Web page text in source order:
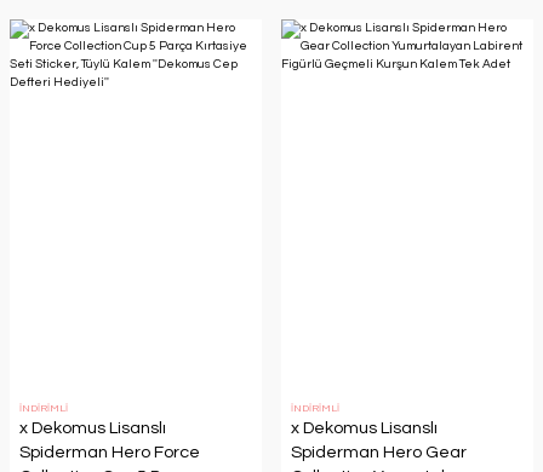
İNDİRİMLİ
x Dekomus Lisanslı
Spiderman Hero Force
İNDİRİMLİ
x Dekomus Lisanslı
Spiderman Hero Gear